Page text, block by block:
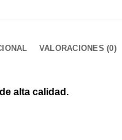
VALORACIONES (0)
alta calidad.